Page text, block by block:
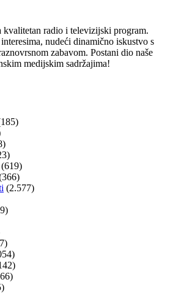
kvalitetan radio i televizijski program.
nudeći dinamično iskustvo s
zabavom. Postani dio naše
medijskim sadržajima!
(619)
(2.577)